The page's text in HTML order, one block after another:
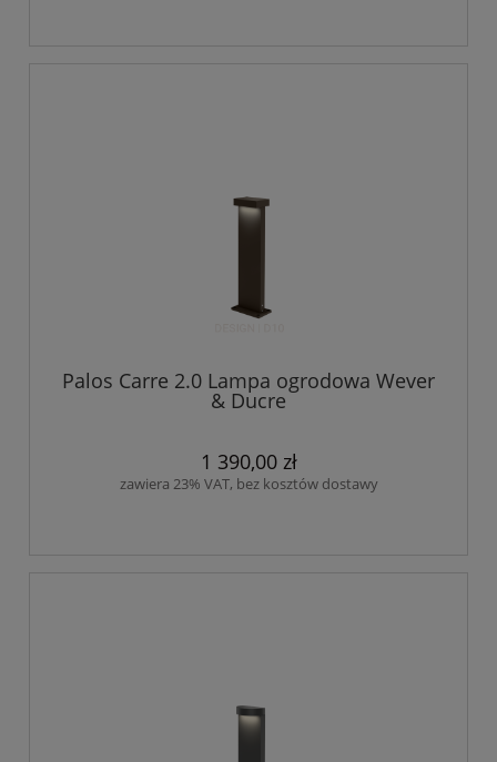
Palos Carre 2.0 Lampa ogrodowa Wever
& Ducre
1 390,00 zł
zawiera 23% VAT, bez kosztów dostawy